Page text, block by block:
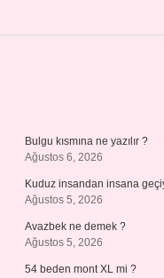
Bulgu kısmına ne yazılır ?
Ağustos 6, 2026
Kuduz insandan insana
Ağustos 5, 2026
Avazbek ne demek ?
Ağustos 5, 2026
54 beden mont XL mi ?